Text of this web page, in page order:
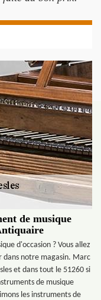
de musique
d'occasion ? Vous allez
notre magasin. Marc
et dans tout le 51260 si
de musique
les instruments de